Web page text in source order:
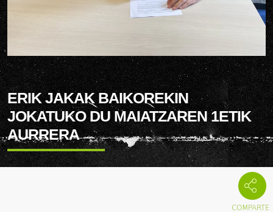
ERIK JAKAK BAIKOREKIN
JOKATUKO DU MAIATZAREN 1ETIK
AURRERA